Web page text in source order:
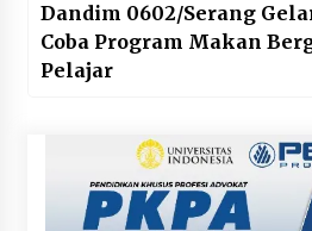
Dandim 0602/Serang
Coba Program Makan
Pelajar